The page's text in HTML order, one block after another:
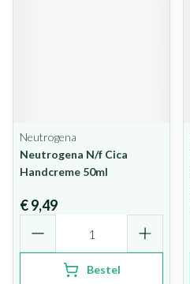
Neutrogena
Neutrogena N/f Cica
Handcreme 50ml
€ 9,49
Bestel